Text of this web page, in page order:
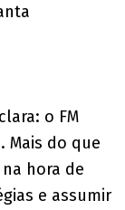
o FM
Mais do que
hora de
e assumir